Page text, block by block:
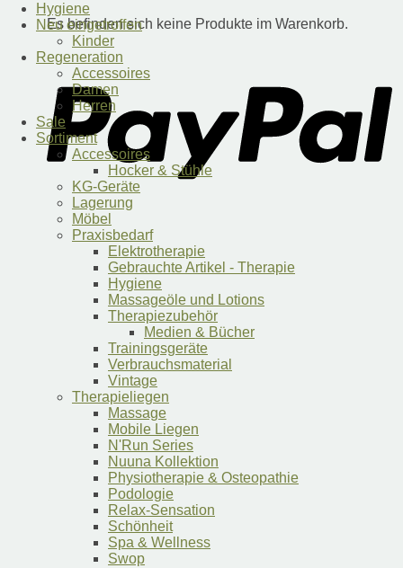
Es befinden sich keine Produkte im Warenkorb.
Hygiene
Neu eingetroffen
Kinder
Regeneration
Accessoires
Damen
Herren
Sale
Sortiment
Accessoires
Hocker & Stühle
KG-Geräte
Lagerung
Möbel
Praxisbedarf
Elektrotherapie
Gebrauchte Artikel - Therapie
Hygiene
Massageöle und Lotions
Therapiezubehör
Medien & Bücher
Trainingsgeräte
Verbrauchsmaterial
Vintage
Therapieliegen
Massage
Mobile Liegen
N'Run Series
Nuuna Kollektion
Physiotherapie & Osteopathie
Podologie
Relax-Sensation
Schönheit
Spa & Wellness
Swop